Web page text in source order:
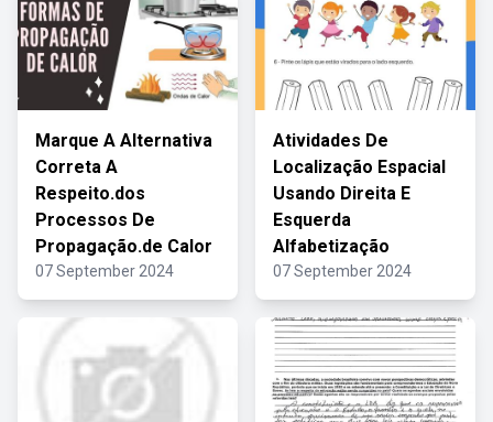
Marque A Alternativa
Correta A
Respeito.dos
Processos De
Propagação.de Calor
07 September 2024
Atividades De
Localização Espacial
Usando Direita E
Esquerda
Alfabetização
07 September 2024